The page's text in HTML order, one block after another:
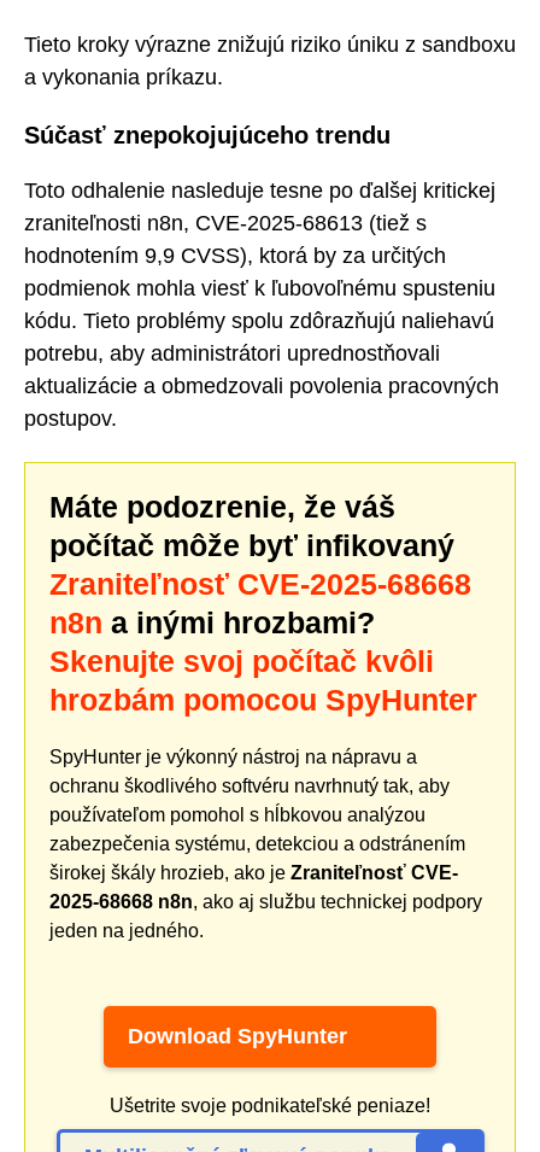
Tieto kroky výrazne znižujú riziko úniku z sandboxu
a vykonania príkazu.
Súčasť znepokojujúceho trendu
Toto odhalenie nasleduje tesne po ďalšej kritickej
zraniteľnosti n8n, CVE-2025-68613 (tiež s
hodnotením 9,9 CVSS), ktorá by za určitých
podmienok mohla viesť k ľubovoľnému spusteniu
kódu. Tieto problémy spolu zdôrazňujú naliehavú
potrebu, aby administrátori uprednostňovali
aktualizácie a obmedzovali povolenia pracovných
postupov.
Máte podozrenie, že váš
počítač môže byť infikovaný
Zraniteľnosť CVE-2025-68668
n8n a inými hrozbami?
Skenujte svoj počítač kvôli
hrozbám pomocou SpyHunter
SpyHunter je výkonný nástroj na nápravu a
ochranu škodlivého softvéru navrhnutý tak, aby
používateľom pomohol s hĺbkovou analýzou
zabezpečenia systému, detekciou a odstránením
širokej škály hrozieb, ako je Zraniteľnosť CVE-
2025-68668 n8n, ako aj službu technickej podpory
jeden na jedného.
Download SpyHunter
Ušetrite svoje podnikateľské peniaze!